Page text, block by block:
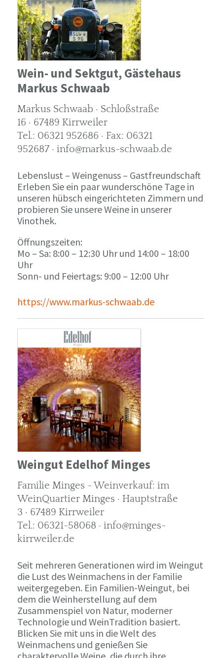
Wein- und Sektgut, Gästehaus
Markus Schwaab
Markus Schwaab · Schloßstraße
16 · 67489 Kirrweiler
Tel.: 06321 952686 · Fax: 06321
952687 · info@markus-schwaab.de
Lebenslust – Weingenuss – Gastfreundschaft
Erleben Sie ein paar wunderschöne Tage in
unseren hübsch eingerichteten Zimmern und
probieren Sie unsere Weine in unserer
Vinothek.
Öffnungszeiten:
Mo – Sa: 8:00 – 12:30 Uhr und 14:00 – 18:00
Uhr
Sonn- und Feiertags: 9:00 – 12:00 Uhr
https://www.markus-schwaab.de
Weingut Edelhof Minges
Familie Minges - Weinverkauf: im
WeinQuartier Minges · Hauptstraße
3 · 67489 Kirrweiler
Tel.: 06321-58068 · info@minges-
kirrweiler.de
Seit mehreren Generationen wird im Weingut
die Lust des Weinmachens in der Familie
weitergegeben. Ein Familien-Weingut, bei
dem die Weinherstellung auf dem
Zusammenspiel von Natur, moderner
Technologie und WeinTradition basiert.
Blicken Sie mit uns in die Welt des
Weinmachens und genießen Sie